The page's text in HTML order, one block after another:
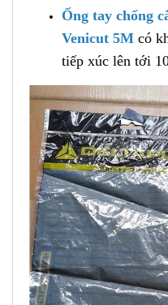
Ống tay chống
Venicut 5M có
tiếp xúc lên tới